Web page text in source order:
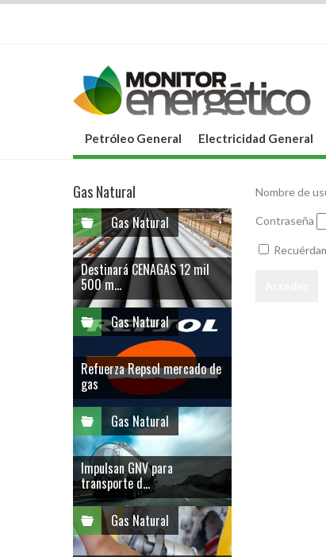
Petróleo General Electricidad General
Nombre de
Contraseña
Gas Natural
Gas Natural
Destinará CENAGAS 12 mil
500 m...
Gas Natural
Refuerza Repsol mercado de
gas
Gas Natural
Impulsan GNV para
transporte d...
Gas Natural